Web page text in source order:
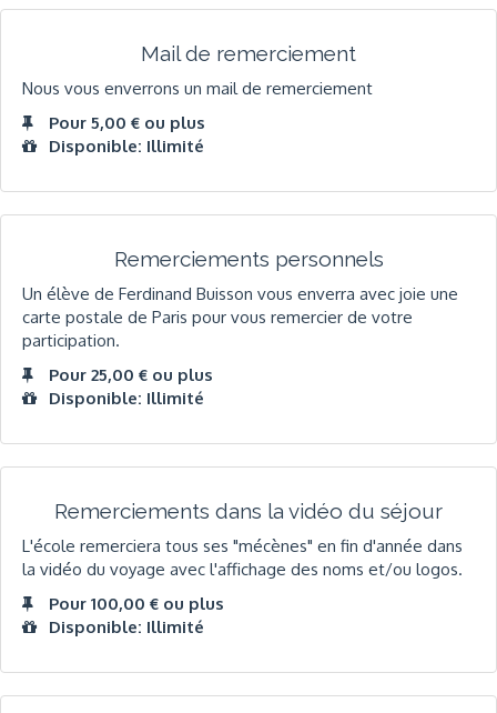
Mail de remerciement
Nous vous enverrons un mail de remerciement
Pour 5,00 € ou plus
Disponible: Illimité
Remerciements personnels
Un élève de Ferdinand Buisson vous enverra avec joie une
carte postale de Paris pour vous remercier de votre
participation.
Pour 25,00 € ou plus
Disponible: Illimité
Remerciements dans la vidéo du séjour
L'école remerciera tous ses "mécènes" en fin d'année dans
la vidéo du voyage avec l'affichage des noms et/ou logos.
Pour 100,00 € ou plus
Disponible: Illimité